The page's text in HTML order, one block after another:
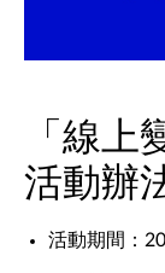
「線上
活動辦
活動期間：